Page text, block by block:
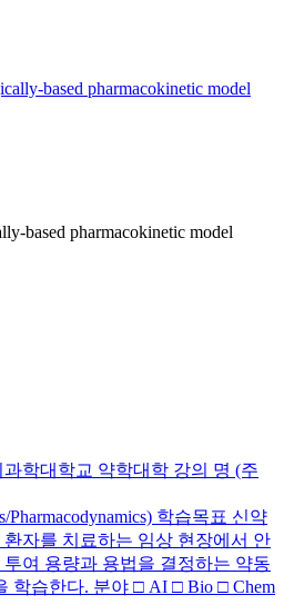
based pharmacokinetic model
학대학교 약학대학 강의 명 (주
Pharmacodynamics) 학습목표 신약
자를 치료하는 임상 현장에서 안
여 용량과 용법을 결정하는 약동
학습한다. 분야 □ AI □ Bio □ Chem